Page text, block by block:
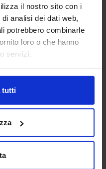
il nostro sito con i
analisi dei dati web,
potrebbero combinarle
loro o che hanno
servizi.
tutti